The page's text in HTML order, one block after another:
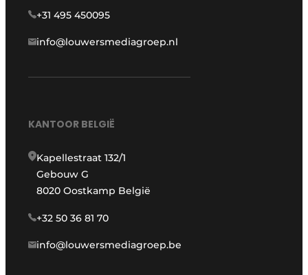
+31 495 450095
info@louwersmediagroep.nl
KANTOOR BELGIË
Kapellestraat 132/1
Gebouw G
8020 Oostkamp België
+32 50 36 81 70
info@louwersmediagroep.be